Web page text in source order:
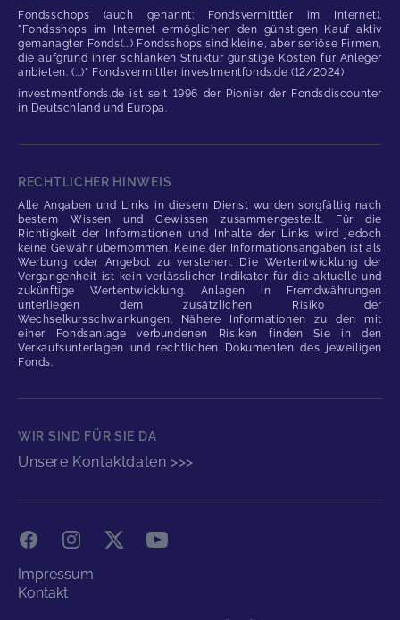
Fondsschops (auch genannt: Fondsvermittler im Internet).
"Fondsshops im Internet ermöglichen den günstigen Kauf aktiv
gemanagter Fonds(...) Fondsshops sind kleine, aber seriöse Firmen,
die aufgrund ihrer schlanken Struktur günstige Kosten für Anleger
anbieten. (...)" Fondsvermittler investmentfonds.de (12/2024)
investmentfonds.de ist seit 1996 der Pionier der Fondsdiscounter
in Deutschland und Europa.
RECHTLICHER HINWEIS
Alle Angaben und Links in diesem Dienst wurden sorgfältig nach
bestem Wissen und Gewissen zusammengestellt. Für die
Richtigkeit der Informationen und Inhalte der Links wird jedoch
keine Gewähr übernommen. Keine der Informationsangaben ist als
Werbung oder Angebot zu verstehen. Die Wertentwicklung der
Vergangenheit ist kein verlässlicher Indikator für die aktuelle und
zukünftige Wertentwicklung. Anlagen in Fremdwährungen
unterliegen dem zusätzlichen Risiko der
Wechselkursschwankungen. Nähere Informationen zu den mit
einer Fondsanlage verbundenen Risiken finden Sie in den
Verkaufsunterlagen und rechtlichen Dokumenten des jeweiligen
Fonds.
WIR SIND FÜR SIE DA
Unsere Kontaktdaten >>>
FacebookInstagram
X YouTube
Impressum
Kontakt